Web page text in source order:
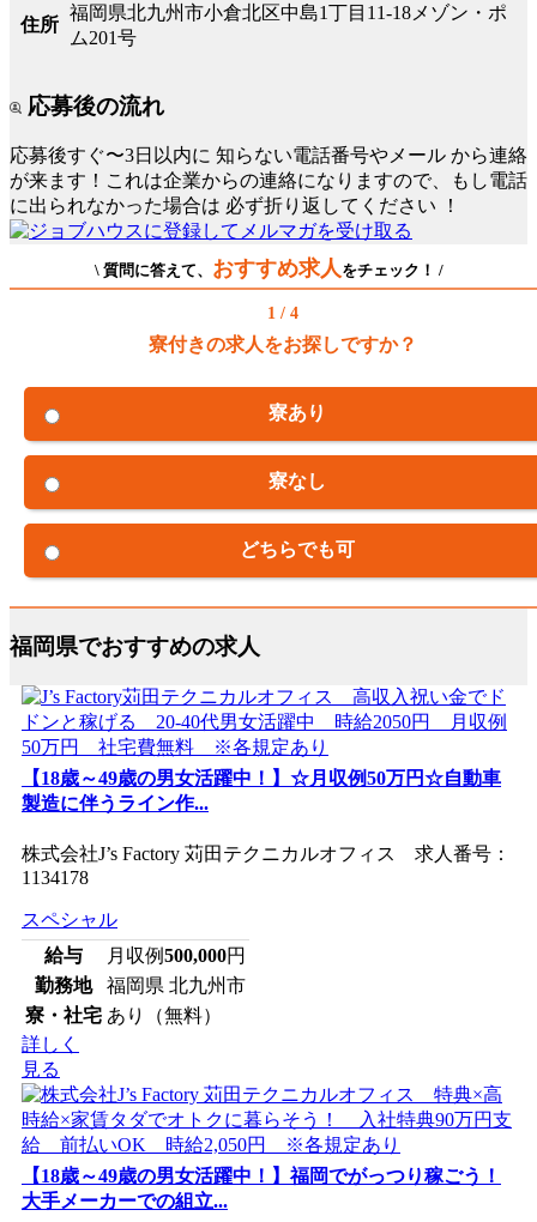
住所
福岡県北九州市小倉北区中島1丁目11-18メゾン・ポ
ム201号
応募後の流れ
応募後すぐ〜3日以内に 知らない電話番号やメール から連絡
が来ます！これは企業からの連絡になりますので、もし電話
に出られなかった場合は 必ず折り返してください ！
\ 質問に答えて、 おすすめ求人をチェック！ /
1 / 4
寮付きの求人をお探しですか？
寮あり
寮なし
どちらでも可
福岡県でおすすめの求人
【18歳～49歳の男女活躍中！】☆月収例50万円☆自動車
製造に伴うライン作...
株式会社J’s Factory 苅田テクニカルオフィス 求人番号：
1134178
スペシャル
給与
月収例500,000円
勤務地
福岡県 北九州市
寮・社宅 あり（無料）
詳しく
見る
【18歳～49歳の男女活躍中！】福岡でがっつり稼ごう！
大手メーカーでの組立...